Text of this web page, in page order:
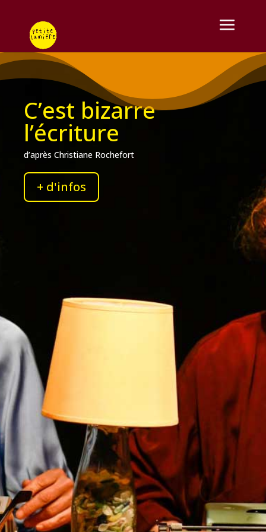
C’est bizarre
l’écriture
d’après Christiane Rochefort
+ d'infos